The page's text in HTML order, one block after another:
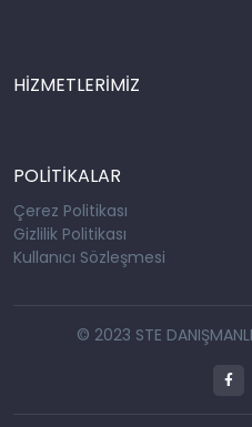
HİZMETLERİMİZ
POLİTİKALAR
Çerez Politikası
Gizlilik Politikası
Kullanıcı Sözleşmesi
© 2023 STE